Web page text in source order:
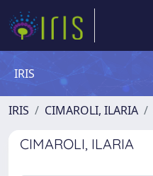
IRIS
IRIS CIMAROLI, ILARIA
CIMAROLI, ILARIA